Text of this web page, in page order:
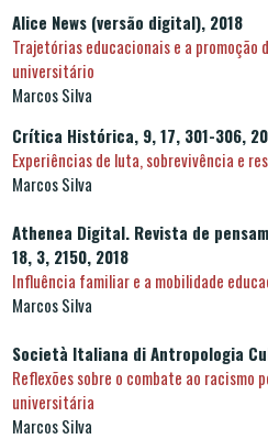
Alice News (versão digital), 2018
Trajetórias educacionais e a promoção
universitário
Marcos Silva
Crítica Histórica, 9, 17, 301-306,
Experiências de luta, sobrevivência e
Marcos Silva
Athenea Digital. Revista de
18, 3, 2150, 2018
Influência familiar e a mobilidade
Marcos Silva
Società Italiana di Antropologia
Reflexões sobre o combate ao racismo
universitária
Marcos Silva